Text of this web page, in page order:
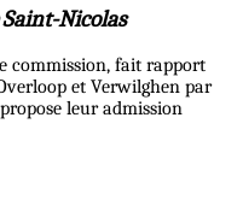
Nicolas
commission, fait rapport
et Verwilghen par
leur admission